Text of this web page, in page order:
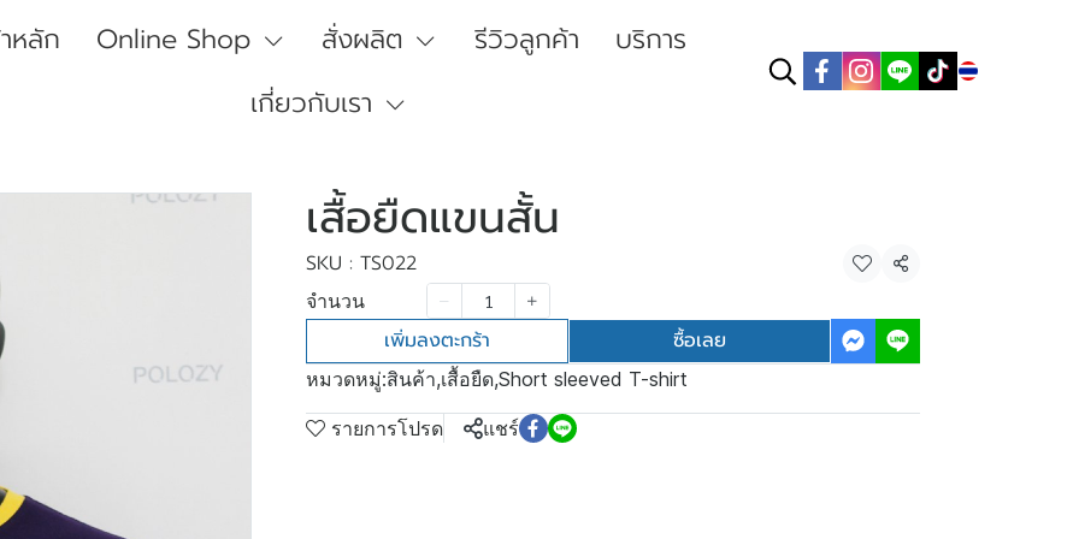
หลัก Online Shop สั่งผลิต รีวิวลูกค้า
บริการ
เกี่ยวกับเรา
เสื้อยืดแขนสั้น
SKU : TS022 แชร์
จำนวน
เพิ่มลงตะกร้า ซื้อเลย
หมวดหมู่:สินค้า,เสื้อยืด,Short sleeved T-shirt
รายการโปรด แชร์